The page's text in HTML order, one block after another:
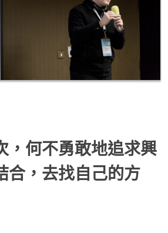
，何不勇敢地追求興
合，去找自己的方